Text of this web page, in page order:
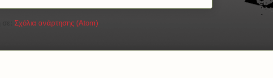
Σχόλια ανάρτησης (Atom)